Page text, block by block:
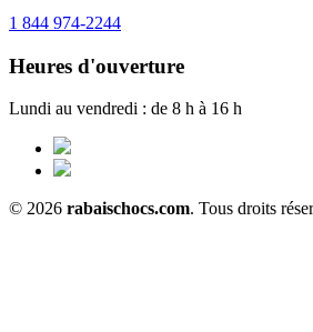
1 844 974-2244
Heures d'ouverture
Lundi au vendredi : de 8 h à 16 h
© 2026 rabaischocs.com. Tous droits